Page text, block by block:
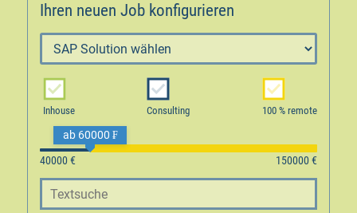
Ihren neuen Job konfigurieren
Inhouse Consulting 100 % remote
ab 60000 ₣